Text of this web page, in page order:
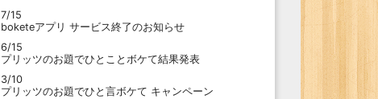
7/15
boketeアプリ サービス終了のお知らせ
6/15
プリッツのお題でひとことボケて結果発表
3/10
プリッツのお題でひと言ボケて キャンペーン